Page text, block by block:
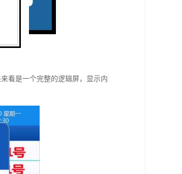
看是一个完整的逻辑屏，显示内